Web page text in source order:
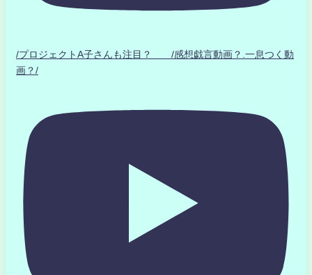
/プロジェクトA子さんも注目？ /感想戯言動画？.一息つく動
画？/